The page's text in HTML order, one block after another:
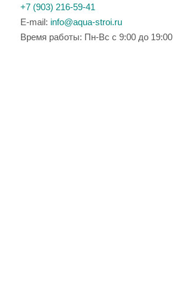
+7 (903) 216-59-41
E-mail: info@aqua-stroi.ru
Время работы: Пн-Вс с 9:00 до 19:00